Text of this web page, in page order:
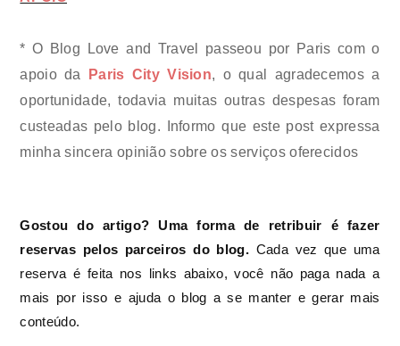
* O Blog Love and Travel passeou por Paris com o
apoio da
Paris City Vision, o qual agradecemos a
oportunidade,todavia muitas outras despesas foram
custeadas pelo blog.
Informo que este post expressa
minha sincera opinião sobre os serviços oferecidos
Gostou do artigo? Uma forma de retribuir é fazer
reservas pelos parceiros do blog. Cada vez que uma
reserva é feita nos links abaixo, você não paga nada a
mais por isso e ajuda o blog a se manter e gerar mais
conteúdo.